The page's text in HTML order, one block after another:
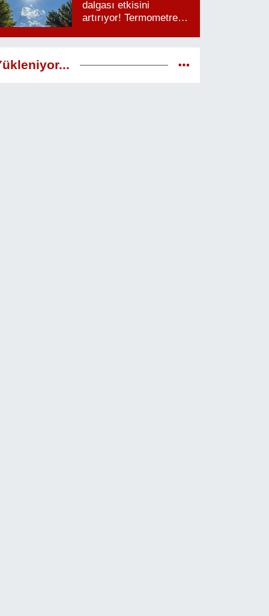
dalgası etkisini
artırıyor! Termometreler